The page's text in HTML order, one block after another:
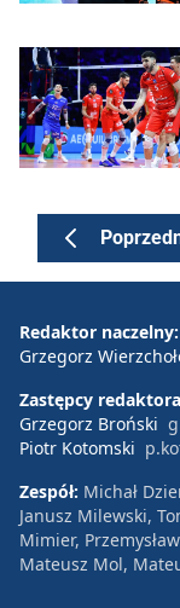
Redaktor naczelny:
Grzegorz
Zastępcy
Grzegorz Broński
Piotr Kotomski
Zespół: Michał
Janusz Milewski,
Mimier,
Mateusz Mol,